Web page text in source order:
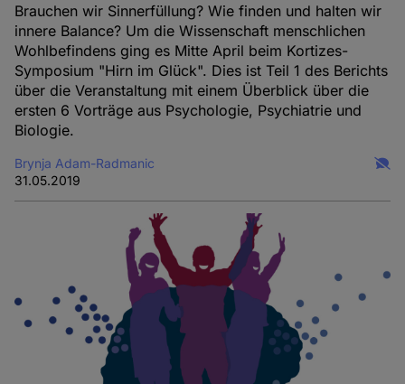
Brauchen wir Sinnerfüllung? Wie finden und halten wir
innere Balance? Um die Wissenschaft menschlichen
Wohlbefindens ging es Mitte April beim Kortizes-
Symposium "Hirn im Glück". Dies ist Teil 1 des Berichts
über die Veranstaltung mit einem Überblick über die
ersten 6 Vorträge aus Psychologie, Psychiatrie und
Biologie.
Brynja Adam-Radmanic
31.05.2019